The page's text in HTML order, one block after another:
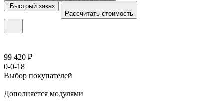
Быстрый заказ
Рассчитать стоимость
99 420 ₽
0-0-18
Выбор покупателей
Дополняется модулями